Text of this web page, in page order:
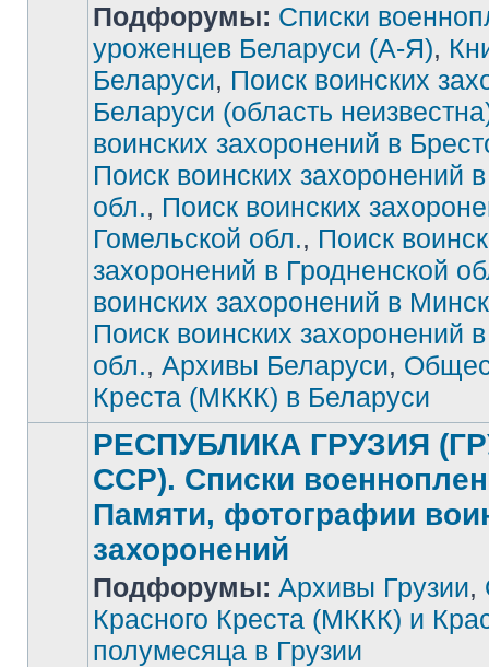
Нет
непрочитанных
Подфорумы: Списки
уроженцев Беларуси (А-Я),
Беларуси, Поиск воинских
Беларуси (область
воинских захоронений в
Поиск воинских захоронений
обл., Поиск воинских
Гомельской обл., Поиск
захоронений в Гродненской
воинских захоронений в
Поиск воинских захоронений
обл., Архивы Беларуси,
Креста (МККК) в Беларуси
непрочитанных
сообщений
РЕСПУБЛИКА ГРУЗИЯ
ССР). Списки
Памяти, фотографии
захоронений
Подфорумы: Архивы Грузии,
Красного Креста (МККК) и
полумесяца в Грузии